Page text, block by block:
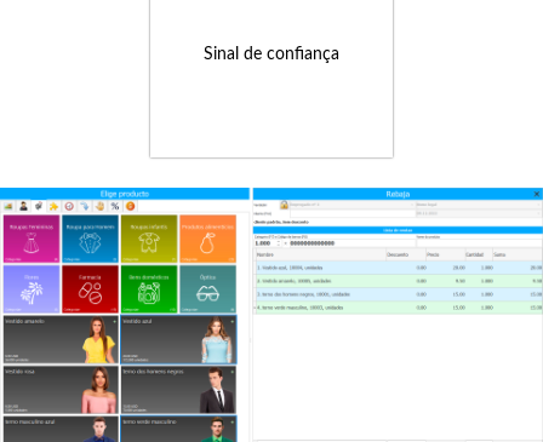
Sinal de confiança